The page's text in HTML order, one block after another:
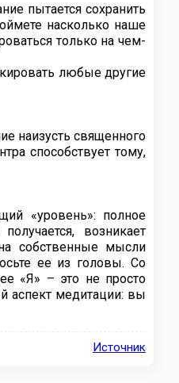
пытается сохранить
насколько наше
только на чем-
любые другие
наизусть священного
способствует тому,
«уровень»: полное
возникает
собственные мысли
ее из головы. Со
«Я» – это не просто
аспект медитации: вы
Источник